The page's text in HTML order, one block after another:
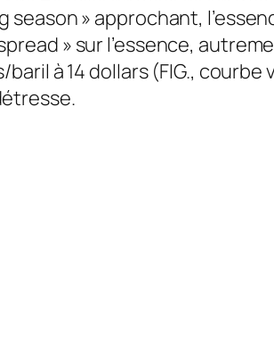
» approchant,
» sur l’essence,
à 14 dollars (FIG.,